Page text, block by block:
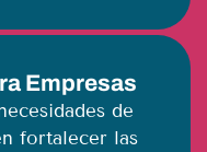
Empresas
de
fortalecer las